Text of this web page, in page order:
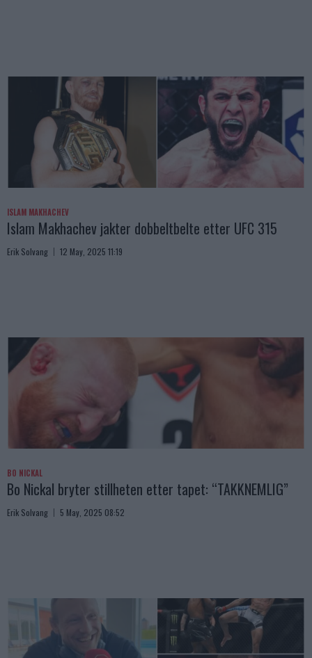
ISLAM MAKHACHEV
Islam Makhachev jakter dobbeltbelte etter UFC 315
Erik Solvang 12 May, 2025 11:19
BO NICKAL
Bo Nickal bryter stillheten etter tapet: “TAKKNEMLIG”
Erik Solvang 5 May, 2025 08:52